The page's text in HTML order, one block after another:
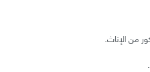
من الإناث.